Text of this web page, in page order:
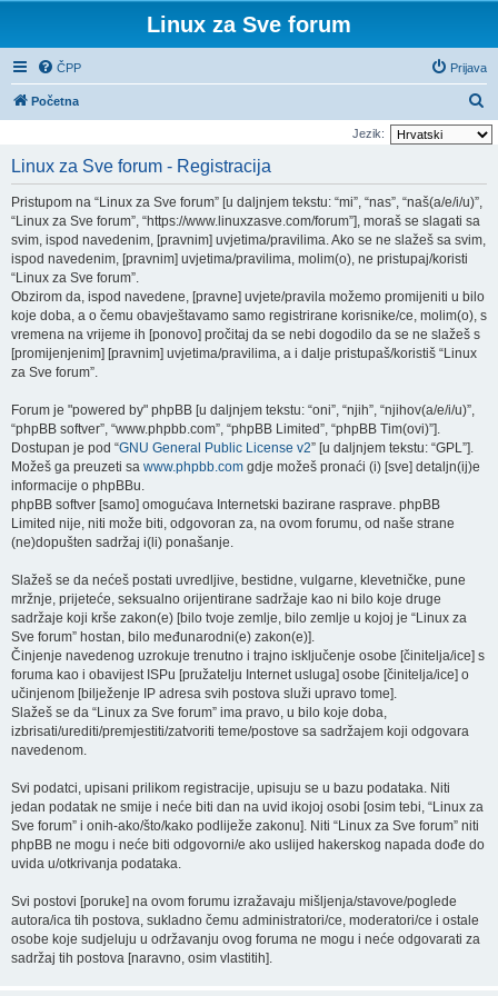
Linux za Sve forum
ČPP Prijava
Početna
r
i
Jezik:
Linux za Sve forum - Registracija
Pristupom na “Linux za Sve forum” [u daljnjem tekstu: “mi”, “nas”, “naš(a/e/i/u)”,
“Linux za Sve forum”, “https://www.linuxzasve.com/forum”], moraš se slagati sa
svim, ispod navedenim, [pravnim] uvjetima/pravilima. Ako se ne slažeš sa svim,
ispod navedenim, [pravnim] uvjetima/pravilima, molim(o), ne pristupaj/koristi
“Linux za Sve forum”.
Obzirom da, ispod navedene, [pravne] uvjete/pravila možemo promijeniti u bilo
koje doba, a o čemu obavještavamo samo registrirane korisnike/ce, molim(o), s
vremena na vrijeme ih [ponovo] pročitaj da se nebi dogodilo da se ne slažeš s
[promijenjenim] [pravnim] uvjetima/pravilima, a i dalje pristupaš/koristiš “Linux
za Sve forum”.
Forum je "powered by" phpBB [u daljnjem tekstu: “oni”, “njih”, “njihov(a/e/i/u)”,
“phpBB softver”, “www.phpbb.com”, “phpBB Limited”, “phpBB Tim(ovi)”].
Dostupan je pod “GNU General Public License v2” [u daljnjem tekstu: “GPL”].
Možeš ga preuzeti sa www.phpbb.com gdje možeš pronaći (i) [sve] detaljn(ij)e
informacije o phpBBu.
phpBB softver [samo] omogućava Internetski bazirane rasprave. phpBB
Limited nije, niti može biti, odgovoran za, na ovom forumu, od naše strane
(ne)dopušten sadržaj i(li) ponašanje.
Slažeš se da nećeš postati uvredljive, bestidne, vulgarne, klevetničke, pune
mržnje, prijeteće, seksualno orijentirane sadržaje kao ni bilo koje druge
sadržaje koji krše zakon(e) [bilo tvoje zemlje, bilo zemlje u kojoj je “Linux za
Sve forum” hostan, bilo međunarodni(e) zakon(e)].
Činjenje navedenog uzrokuje trenutno i trajno isključenje osobe [činitelja/ice] s
foruma kao i obavijest ISPu [pružatelju Internet usluga] osobe [činitelja/ice] o
učinjenom [bilježenje IP adresa svih postova služi upravo tome].
Slažeš se da “Linux za Sve forum” ima pravo, u bilo koje doba,
izbrisati/urediti/premjestiti/zatvoriti teme/postove sa sadržajem koji odgovara
navedenom.
Svi podatci, upisani prilikom registracije, upisuju se u bazu podataka. Niti
jedan podatak ne smije i neće biti dan na uvid ikojoj osobi [osim tebi, “Linux za
Sve forum” i onih-ako/što/kako podliježe zakonu]. Niti “Linux za Sve forum” niti
phpBB ne mogu i neće biti odgovorni/e ako uslijed hakerskog napada dođe do
uvida u/otkrivanja podataka.
Svi postovi [poruke] na ovom forumu izražavaju mišljenja/stavove/poglede
autora/ica tih postova, sukladno čemu administratori/ce, moderatori/ce i ostale
osobe koje sudjeluju u održavanju ovog foruma ne mogu i neće odgovarati za
sadržaj tih postova [naravno, osim vlastitih].